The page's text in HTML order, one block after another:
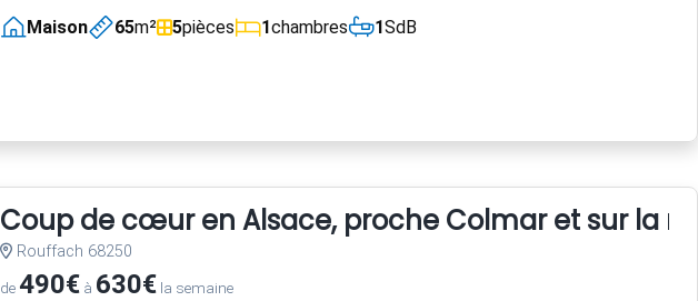
Maison
65m² 5pièces 1chambres 1SdB
Coup de cœur en Alsace, proche Colmar et sur la
Rouffach 68250
de490€à 630€la semaine